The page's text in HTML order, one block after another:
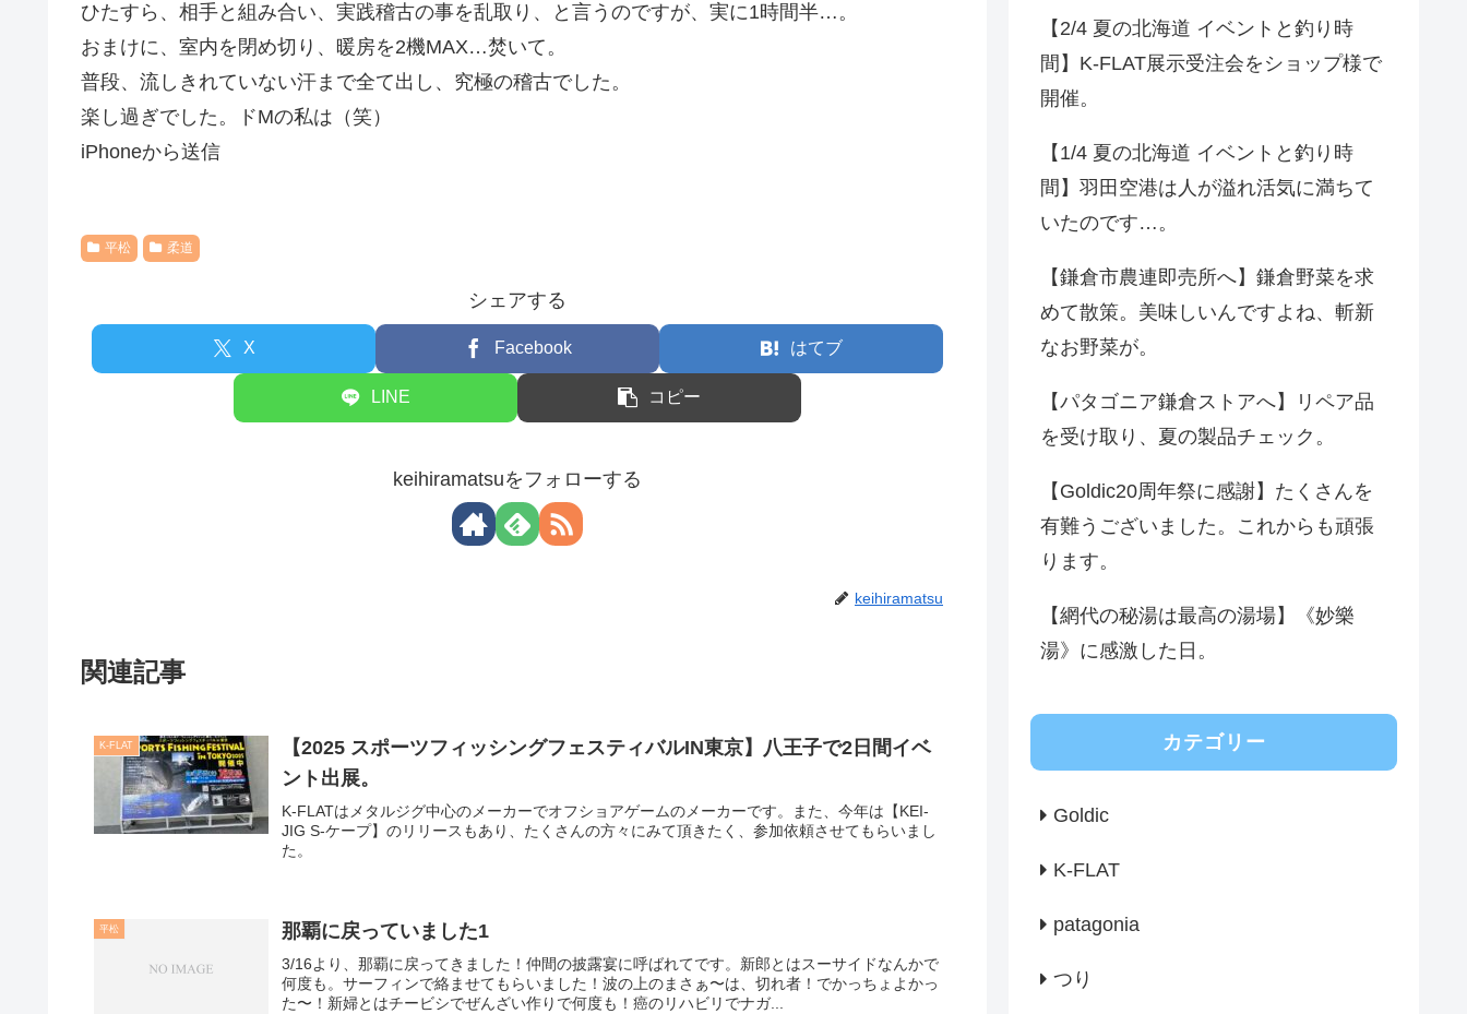
ひたすら、相手と組み合い、実践稽古の事を乱取り、と言うのですが、実に1時間半…。
おまけに、室内を閉め切り、暖房を2機MAX…焚いて。
普段、流しきれていない汗まで全て出し、究極の稽古でした。
楽し過ぎでした。ドMの私は（笑）
iPhoneから送信
平松 柔道
シェアする
X Facebook はてブ
LINE コピー
keihiramatsuをフォローする
keihiramatsu
関連記事
K-FLAT
【2025 スポーツフィッシングフェスティバルIN東京】八王子で2日間イベ
ント出展。
K-FLATはメタルジグ中心のメーカーでオフショアゲームのメーカーです。また、今年は【KEI-
JIG S-ケープ】のリリースもあり、たくさんの方々にみて頂きたく、参加依頼させてもらいまし
た。
平松 那覇に戻っていました1
3/16より、那覇に戻ってきました！仲間の披露宴に呼ばれてです。新郎とはスーサイドなんかで
何度も。サーフィンで絡ませてもらいました！波の上のまさぁ〜は、切れ者！でかっちょよかっ
た〜！新婦とはチービシでぜんざい作りで何度も！癌のリハビリでナガ...
【2/4 夏の北海道 イベントと釣り時
間】K-FLAT展示受注会をショップ様で
開催。
【1/4 夏の北海道 イベントと釣り時
間】羽田空港は人が溢れ活気に満ちて
いたのです…。
【鎌倉市農連即売所へ】鎌倉野菜を求
めて散策。美味しいんですよね、斬新
なお野菜が。
【パタゴニア鎌倉ストアへ】リペア品
を受け取り、夏の製品チェック。
【Goldic20周年祭に感謝】たくさんを
有難うございました。これからも頑張
ります。
【網代の秘湯は最高の湯場】《妙樂
湯》に感激した日。
カテゴリー
Goldic
K-FLAT
patagonia
つり